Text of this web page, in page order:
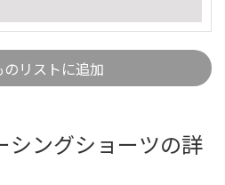
リストに追加
シングショーツの詳